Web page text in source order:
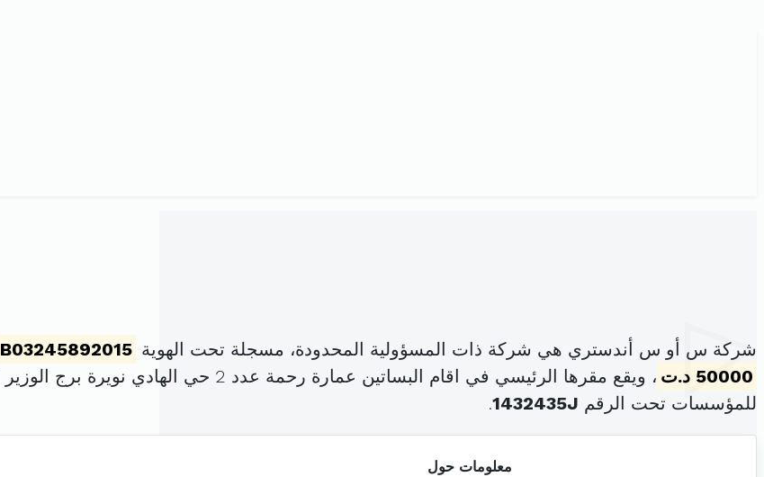
شركة س أو س أندستري هي شركة ذات المسؤولية المحدودة، مسجلة تحت الهوية B03245892015
50000 د.ت
، ويقع مقرها الرئيسي في اقام البساتين عمارة رحمة عدد 2 حي الهادي نويرة برج الوزير اريانة المدينة (
للمؤسسات تحت الرقم 1432435J
.
معلومات حول